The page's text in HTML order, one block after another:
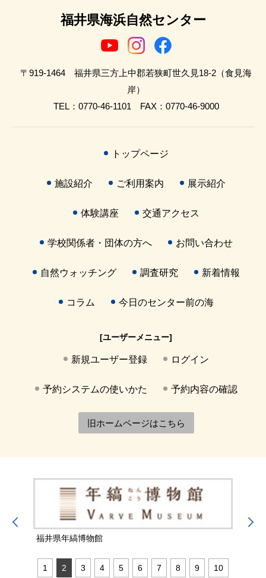
福井県海浜自然センター
〒919-1464 福井県三方上中郡若狭町世久見18-2（食見海
岸）
TEL：0770-46-1101 FAX：0770-46-9000
トップページ
施設紹介 ご利用案内 展示紹介
体験講座 交通アクセス
学校関係者・団体の方へ お問い合わせ
自然ウォッチング 調査研究 新着情報
コラム 今日のセンター前の海
[ユーザーメニュー]
新規ユーザー登録 ログイン
予約システムの使いかた 予約内容の確認
旧ホームページはこちら
福井県年縞博物館
1 2 3 4 5 6 7 8 9 10